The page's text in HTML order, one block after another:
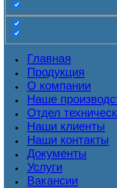
Главная
Продукция
О компании
Наше
Отдел
Наши клиенты
Наши контакты
Документы
Услуги
Вакансии